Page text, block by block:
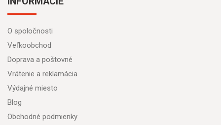
O spoločnosti
Veľkoobchod
Doprava a poštovné
Vrátenie a reklamácia
Výdajné miesto
Blog
Obchodné podmienky